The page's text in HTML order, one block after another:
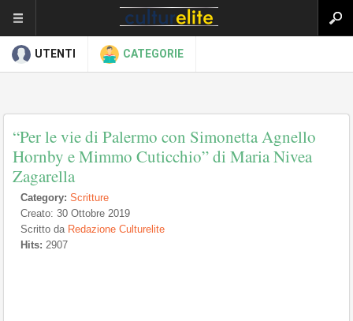
UTENTI CATEGORIE
“Per le vie di Palermo con Simonetta Agnello
Hornby e Mimmo Cuticchio” di Maria Nivea
Zagarella
Category: Scritture
Creato: 30 Ottobre 2019
Scritto da Redazione Culturelite
Hits: 2907